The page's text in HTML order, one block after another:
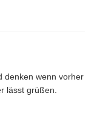
denken wenn vorher
lässt grüßen.